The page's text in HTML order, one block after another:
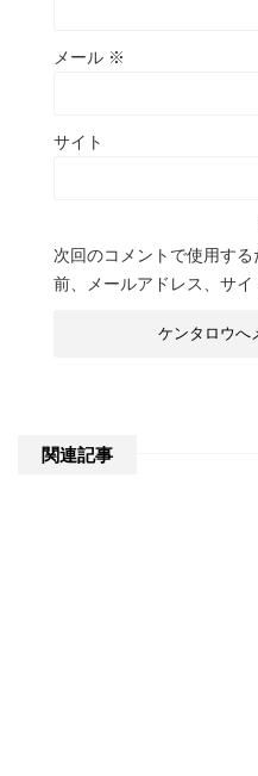
メール ※
サイト
次回のコメントで使用す
前、メールアドレス、サイ
関連記事